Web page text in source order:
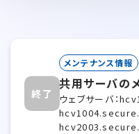
終了
メンテナンス情報
共用サーバの
ウェブサーバ：